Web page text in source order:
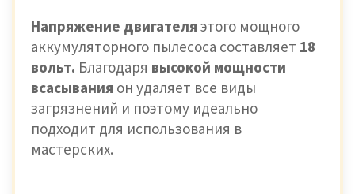
Напряжение двигателя этого мощного
аккумуляторного пылесоса составляет 18
вольт. Благодаря высокой мощности
всасывания он удаляет все виды
загрязнений и поэтому идеально
подходит для использования в
мастерских.